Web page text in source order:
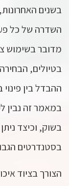
בשנים
השדרה של כל
מדובר בשימוש
בטיולים,
ההבדל בין
במאמר זה נבין
בשוק, וכיצד
בסטנדרטים
הצורך בציוד